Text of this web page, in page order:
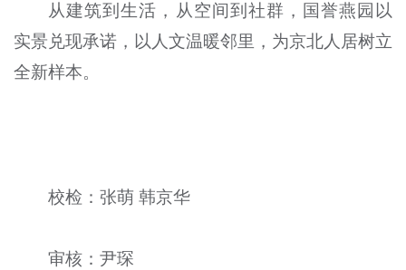
从建筑到生活，从空间到社群，国誉燕园以
实景兑现承诺，以人文温暖邻里，为京北人居树立
全新样本。
校检：张萌 韩京华
审核：尹琛